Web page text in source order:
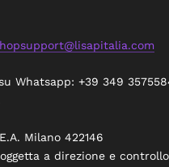
Whatsapp: +39 349
Milano 422146
a direzione e controllo